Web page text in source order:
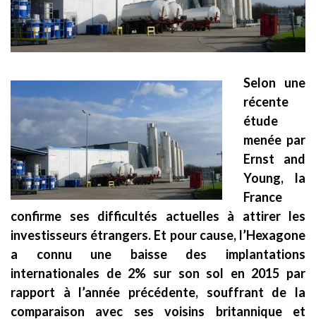
Selon une
récente
étude
menée par
Ernst and
Young, la
France
confirme ses difficultés actuelles à attirer les
investisseurs étrangers. Et pour cause, l’Hexagone
a connu une baisse des implantations
internationales de 2% sur son sol en 2015 par
rapport à l’année précédente, souffrant de la
comparaison avec ses voisins britannique et